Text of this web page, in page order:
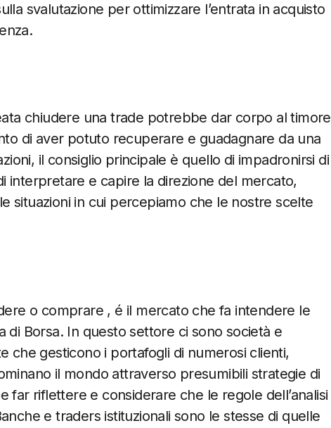
svalutazione per ottimizzare l’entrata in acquisto
chiudere una trade potrebbe dar corpo al timore
di aver potuto recuperare e guadagnare da una
il consiglio principale è quello di impadronirsi di
interpretare e capire la direzione del mercato,
situazioni in cui percepiamo che le nostre scelte
o comprare , é il mercato che fa intendere le
di Borsa. In questo settore ci sono società e
che gesticono i portafogli di numerosi clienti,
il mondo attraverso presumibili strategie di
far riflettere e considerare che le regole dell’analisi
e traders istituzionali sono le stesse di quelle